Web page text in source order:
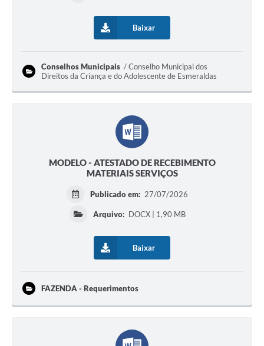
Baixar
Conselhos Municipais
Conselho Municipal dos
Direitos da Criança e do Adolescente de Esmeraldas
MODELO - ATESTADO DE RECEBIMENTO
MATERIAIS SERVIÇOS
Publicado em: 27/07/2026
Arquivo: DOCX | 1,90 MB
Baixar
FAZENDA - Requerimentos